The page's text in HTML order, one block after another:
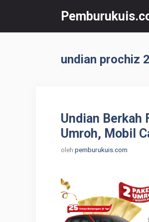
undian prochiz
Undian Berkah
Umroh, Mobil
oleh pemburukuis.com